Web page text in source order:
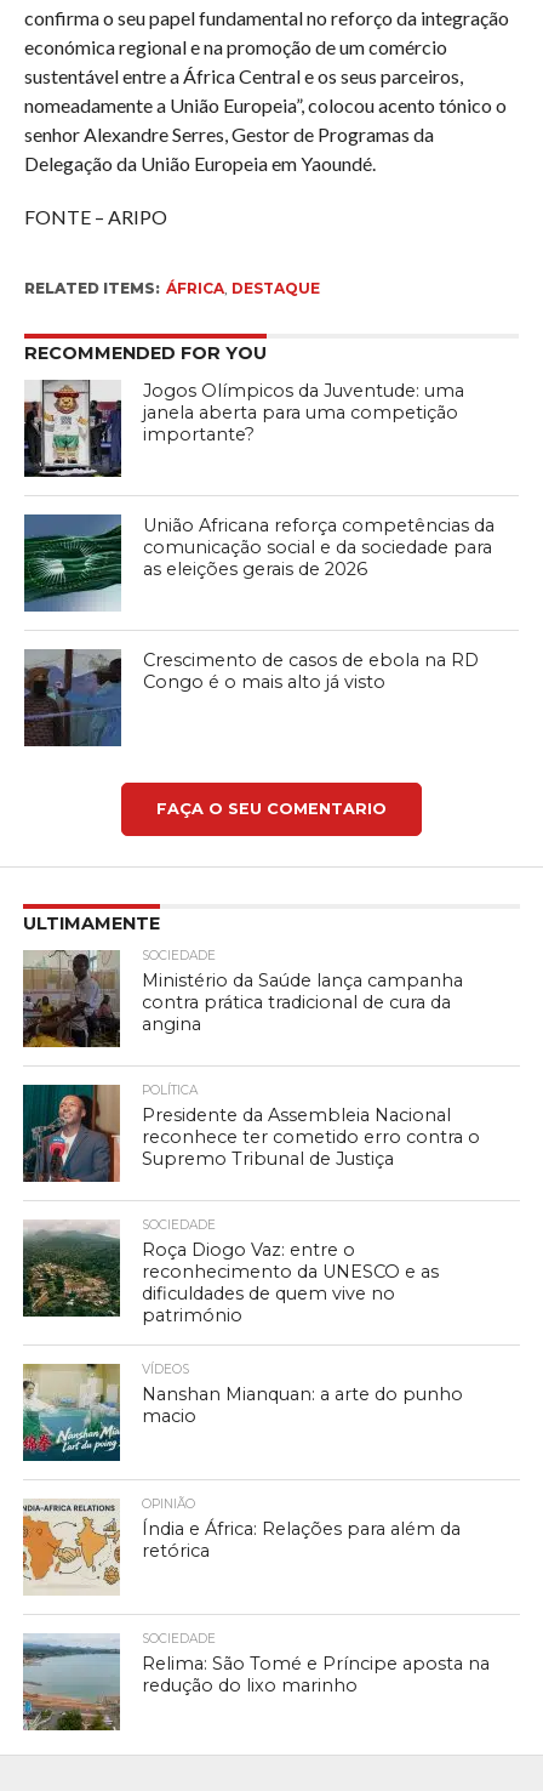
confirma o seu papel fundamental no reforço da integração
económica regional e na promoção de um comércio
sustentável entre a África Central e os seus parceiros,
nomeadamente a União Europeia”, colocou acento tónico o
senhor Alexandre Serres, Gestor de Programas da
Delegação da União Europeia em Yaoundé.
FONTE – ARIPO
RELATED ITEMS: ÁFRICA, DESTAQUE
RECOMMENDED FOR YOU
Jogos Olímpicos da Juventude: uma
janela aberta para uma competição
importante?
União Africana reforça competências da
comunicação social e da sociedade para
as eleições gerais de 2026
Crescimento de casos de ebola na RD
Congo é o mais alto já visto
FAÇA O SEU COMENTARIO
ULTIMAMENTE
SOCIEDADE
Ministério da Saúde lança campanha
contra prática tradicional de cura da
angina
POLÍTICA
Presidente da Assembleia Nacional
reconhece ter cometido erro contra o
Supremo Tribunal de Justiça
SOCIEDADE
Roça Diogo Vaz: entre o
reconhecimento da UNESCO e as
dificuldades de quem vive no
património
VÍDEOS
Nanshan Mianquan: a arte do punho
macio
OPINIÃO
Índia e África: Relações para além da
retórica
SOCIEDADE
Relima: São Tomé e Príncipe aposta na
redução do lixo marinho